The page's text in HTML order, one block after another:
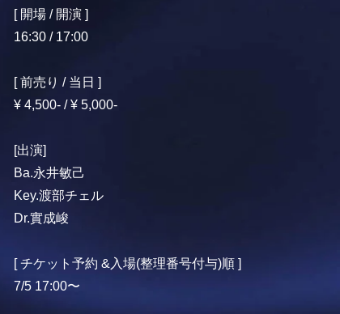
[ 開場 / 開演 ]
16:30 / 17:00
[ 前売り / 当日 ]
¥ 4,500- / ¥ 5,000-
[出演]
Ba.永井敏己
Key.渡部チェル
Dr.實成峻
[ チケット予約 &入場(整理番号付与)順 ]
7/5 17:00〜